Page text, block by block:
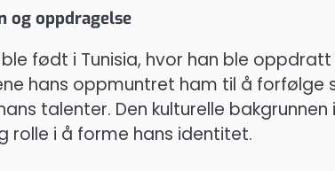
og oppdragelse
født i Tunisia, hvor han ble
hans oppmuntret ham til å
talenter. Den kulturelle bakgrunnen
rolle i å forme hans identitet.